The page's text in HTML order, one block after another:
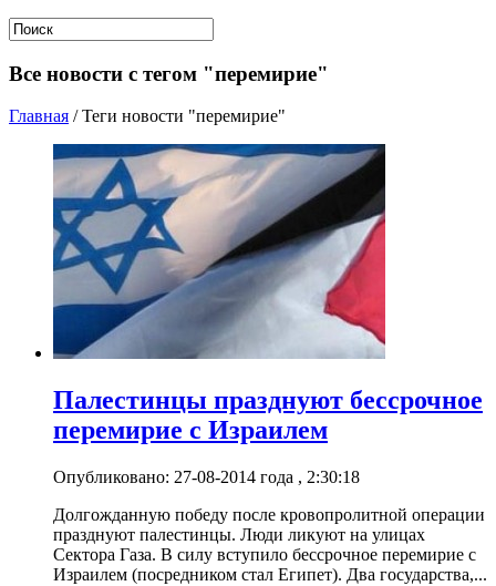
Все новости с тегом "перемирие"
Главная /Теги новости "перемирие"
Палестинцы празднуют бессрочное
перемирие с Израилем
Опубликовано: 27-08-2014 года , 2:30:18
Долгожданную победу после кровопролитной операции
празднуют палестинцы. Люди ликуют на улицах
Сектора Газа. В силу вступило бессрочное перемирие с
Израилем (посредником стал Египет). Два государства,...